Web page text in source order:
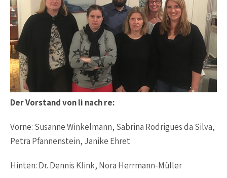
Der Vorstand von li nach re:
Vorne: Susanne Winkelmann, Sabrina Rodrigues da Silva,
Petra Pfannenstein, Janike Ehret
Hinten: Dr. Dennis Klink, Nora Herrmann-Müller